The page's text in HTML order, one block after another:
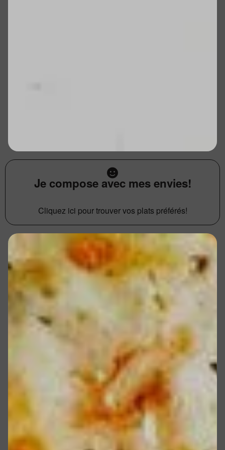
Je compose avec mes envies!
Cliquez ici pour trouver vos plats préférés!